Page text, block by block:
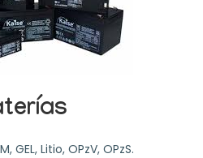
GEL, Litio, OPzV, OPzS.